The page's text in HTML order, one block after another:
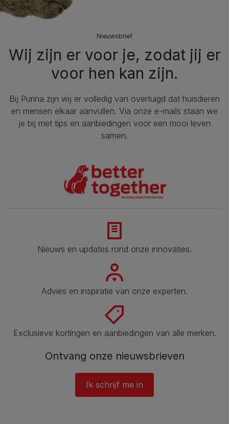
Nieuwsbrief
Wij zijn er voor je, zodat jij er
voor hen kan zijn.
Bij Purina zijn wij er volledig van overtuigd dat huisdieren
en mensen elkaar aanvullen. Via onze e-mails staan we
je bij met tips en aanbiedingen voor een mooi leven
samen.
Nieuws en updates rond onze innovaties.
Advies en inspiratie van onze experten.
Exclusieve kortingen en aanbiedingen van alle merken.
Ontvang onze nieuwsbrieven
Ik schrijf me in